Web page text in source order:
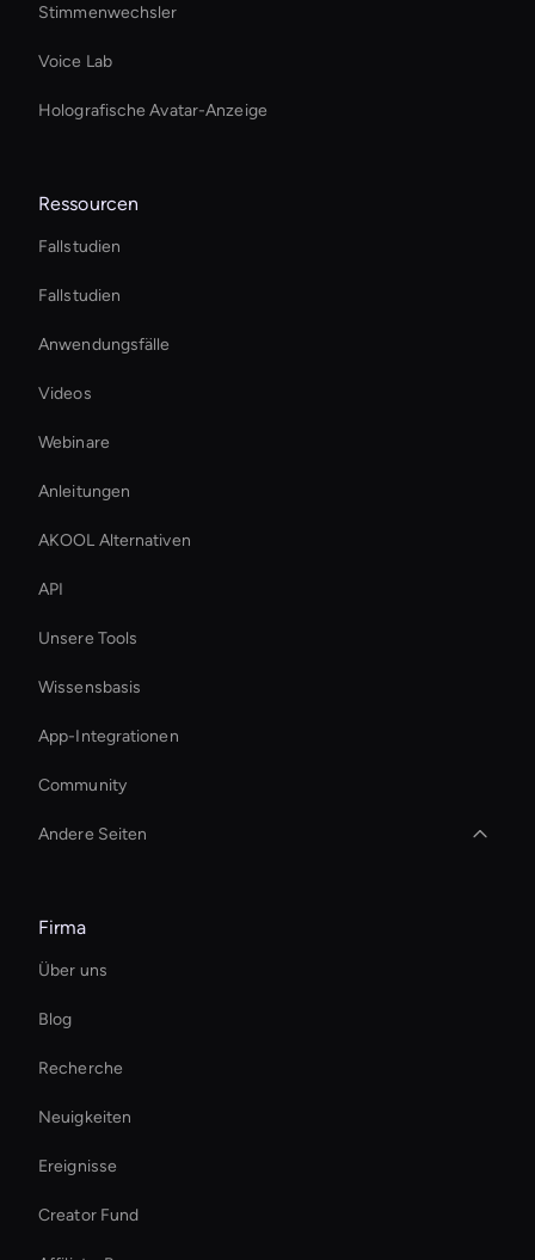
Stimmenwechsler
Voice Lab
Holografische Avatar-Anzeige
Ressourcen
Fallstudien
Fallstudien
Anwendungsfälle
Videos
Webinare
Anleitungen
AKOOL Alternativen
API
Unsere Tools
Wissensbasis
App-Integrationen
Community
Andere Seiten
Ai Avatar In Retail
Meeting Avatar
Smart Ai Avatar
KI-Video-Thumbnail-Generator
Steigern Sie den Umsatz von Ecomm sofort
AI-Werkzeug zum Zuschneiden von Videos
Autonomous Ai Avatar
Firma
Über uns
Blog
Recherche
Neuigkeiten
Ereignisse
Creator Fund